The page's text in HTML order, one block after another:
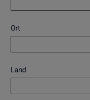
Ort
Land